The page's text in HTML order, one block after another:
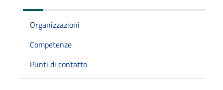
Organizzazioni
Competenze
Punti di contatto